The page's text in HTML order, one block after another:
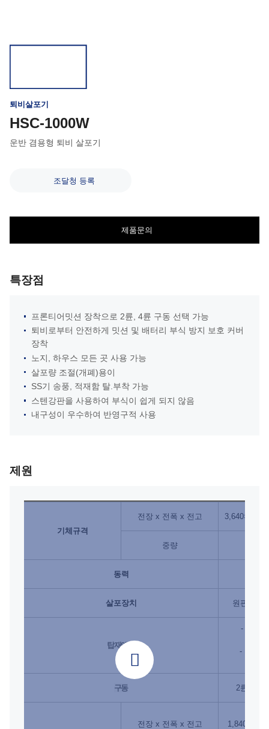
퇴비살포기
HSC-1000W
운반 겸용형 퇴비 살포기
조달청 등록
제품문의
특장점
프론티어밋션 장착으로 2륜, 4륜 구동 선택 가능
퇴비로부터 안전하게 밋션 및 배터리 부식 방지 보호 커버
장착
노지, 하우스 모든 곳 사용 가능
살포량 조절(개폐)용이
SS기 송풍, 적재함 탈.부착 가능
스텐강판을 사용하여 부식이 쉽게 되지 않음
내구성이 우수하여 반영구적 사용
제원
기체규격
전장 x 전폭 x 전고
중량
동력
살포장치 원판회전
탑재엔진
- 살포 :
- 주행 :
구동 2륜, 4륜
전장 x 전폭 x 전고